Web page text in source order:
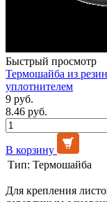
Быстрый просмотр
Термошайба из
уплотнителем
9 руб.
8.46 руб.
В корзину
Тип: Термошайба
Для крепления